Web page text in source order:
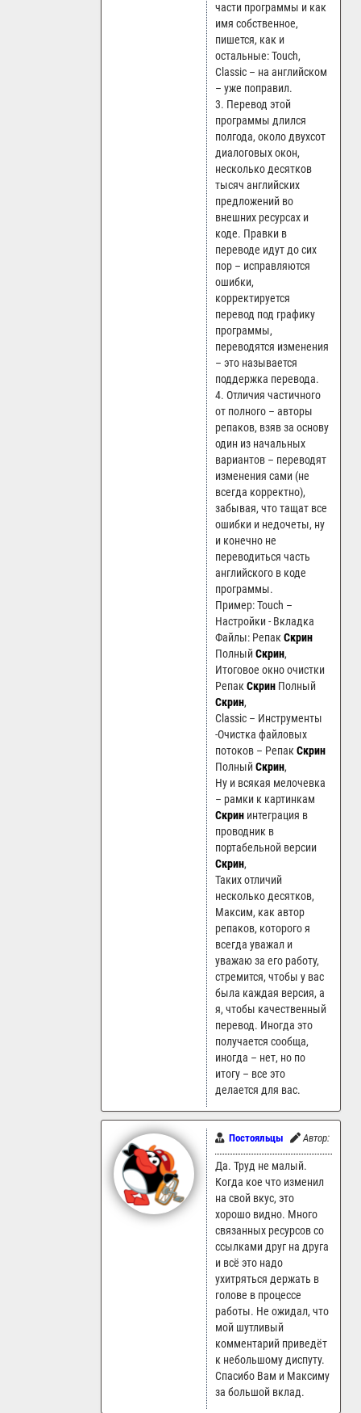
части программы и как
имя собственное,
пишется, как и
остальные: Touch,
Classic – на английском
– уже поправил.
3. Перевод этой
программы длился
полгода, около двухсот
диалоговых окон,
несколько десятков
тысяч английских
предложений во
внешних ресурсах и
коде. Правки в
переводе идут до сих
пор – исправляются
ошибки,
корректируется
перевод под графику
программы,
переводятся изменения
– это называется
поддержка перевода.
4. Отличия частичного
от полного – авторы
репаков, взяв за основу
один из начальных
вариантов – переводят
изменения сами (не
всегда корректно),
забывая, что тащат все
ошибки и недочеты, ну
и конечно не
переводиться часть
английского в коде
программы.
Пример: Touch –
Настройки - Вкладка
Файлы: РепакСкрин
Полный Скрин,
Итоговое окно очистки
РепакСкрин Полный
Скрин,
Classic – Инструменты
-Очистка файловых
потоков – РепакСкрин
Полный Скрин,
Ну и всякая мелочевка
– рамки к картинкам
Скрин интеграция в
проводник в
портабельной версии
Скрин,
Таких отличий
несколько десятков,
Максим, как автор
репаков, которого я
всегда уважал и
уважаю за его работу,
стремится, чтобы у вас
была каждая версия, а
я, чтобы качественный
перевод. Иногда это
получается сообща,
иногда – нет, но по
итогу – все это
делается для вас.
Постояльцы Автор:
Да. Труд не малый.
Когда кое что изменил
на свой вкус, это
хорошо видно. Много
связанных ресурсов со
ссылками друг на друга
и всё это надо
ухитряться держать в
голове в процессе
работы. Не ожидал, что
мой шутливый
комментарий приведёт
к небольшому диспуту.
Спасибо Вам и Максиму
за большой вклад.